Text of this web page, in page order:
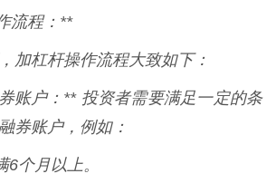
流程：**
加杠杆操作流程大致如下：
账户：** 投资者需要满足一定的条
券账户，例如：
个月以上。